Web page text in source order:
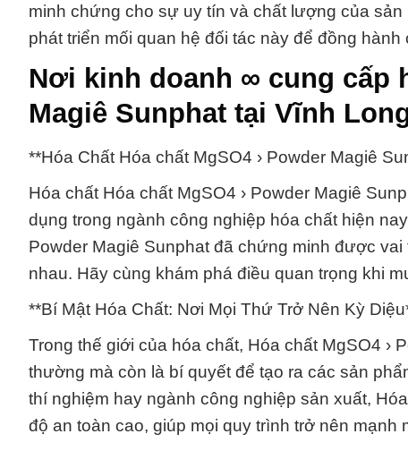
minh chứng cho sự uy tín và chất lượng của
phát triển mối quan hệ đối tác này để đồng
Nơi kinh doanh ∞ cung cấp
Magiê Sunphat tại Vĩnh
**Hóa Chất Hóa chất MgSO4 › Powder Magiê
Hóa chất Hóa chất MgSO4 › Powder Magiê
dụng trong ngành công nghiệp hóa chất hiện
Powder Magiê Sunphat đã chứng minh được
nhau. Hãy cùng khám phá điều quan trọng khi
**Bí Mật Hóa Chất: Nơi Mọi Thứ Trở Nên Kỳ
Trong thế giới của hóa chất, Hóa chất MgSO4 ›
thường mà còn là bí quyết để tạo ra các sản
thí nghiệm hay ngành công nghiệp sản xuất,
độ an toàn cao, giúp mọi quy trình trở nên mạnh